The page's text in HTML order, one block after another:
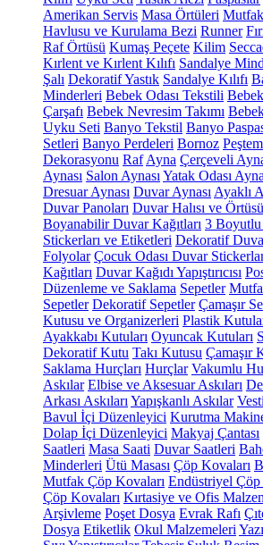
Amerikan Servis Masa Örtüleri
Havlusu ve Kurulama Bezi Runner
Raf Örtüsü Kumaş Peçete Kilim
Kırlent ve Kırlent Kılıfı Sandalye
Şalı Dekoratif Yastık Sandalye Kılıfı
Minderleri Bebek Odası Tekstili
Çarşafı Bebek Nevresim Takımı
Uyku Seti Banyo Tekstil Banyo
Setleri Banyo Perdeleri Bornoz
Dekorasyonu Raf Ayna Çerçeveli
Aynası Salon Aynası Yatak Odası
Dresuar Aynası Duvar Aynası Ayaklı
Duvar Panoları Duvar Halısı ve Örtüsü
Boyanabilir Duvar Kağıtları 3 Boyutlu
Stickerları ve Etiketleri Dekoratif
Folyolar Çocuk Odası Duvar
Kağıtları Duvar Kağıdı Yapıştırıcısı
Düzenleme ve Saklama Sepetler
Sepetler Dekoratif Sepetler Çamaşır
Kutusu ve Organizerleri Plastik
Ayakkabı Kutuları Oyuncak Kutuları
Dekoratif Kutu Takı Kutusu Çamaşır
Saklama Hurçları Hurçlar Vakumlu
Askılar Elbise ve Aksesuar Askıları
Arkası Askıları Yapışkanlı Askılar
Bavul İçi Düzenleyici Kurutma
Dolap İçi Düzenleyici Makyaj Çantası
Saatleri Masa Saati Duvar Saatleri
Minderleri Ütü Masası Çöp Kovaları
Mutfak Çöp Kovaları Endüstriyel Çöp
Çöp Kovaları Kırtasiye ve Ofis
Arşivleme Poşet Dosya Evrak Rafı
Dosya Etiketlik Okul Malzemeleri